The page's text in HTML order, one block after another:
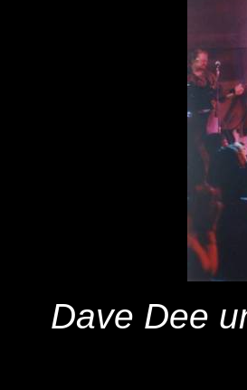
Dave Dee